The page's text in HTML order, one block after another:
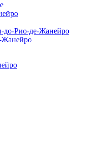
до-Рио-де-Жанейро
Жанейро